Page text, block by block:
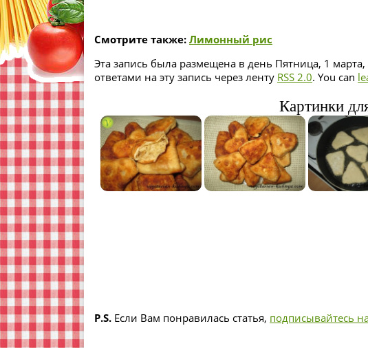
Смотрите также: Лимонный рис
Эта запись была размещена в день Пятница, 1
ответами на эту запись через ленту RSS 2.0. You can
Картинки
P.S. Если Вам понравилась статья, подписывайтесь